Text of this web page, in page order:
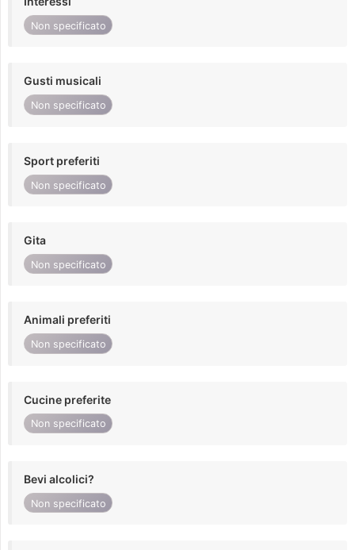
Non specificato
Gusti musicali
Non specificato
Sport preferiti
Non specificato
Gita
Non specificato
Animali preferiti
Non specificato
Cucine preferite
Non specificato
Bevi alcolici?
Non specificato